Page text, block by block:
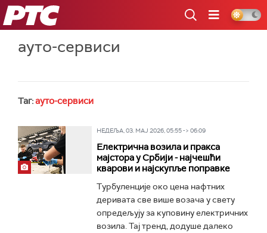
РТС
ауто-сервиси
Таг:ауто-сервиси
НЕДЕЉА, 03. МАЈ 2026, 05:55 -> 06:09
Електрична возила и пракса
мајстора у Србији - најчешћи
кварови и најскупље поправке
Турбуленције око цена нафтних
деривата све више возача у свету
опредељују за куповину електричних
возила. Тај тренд, додуше далеко